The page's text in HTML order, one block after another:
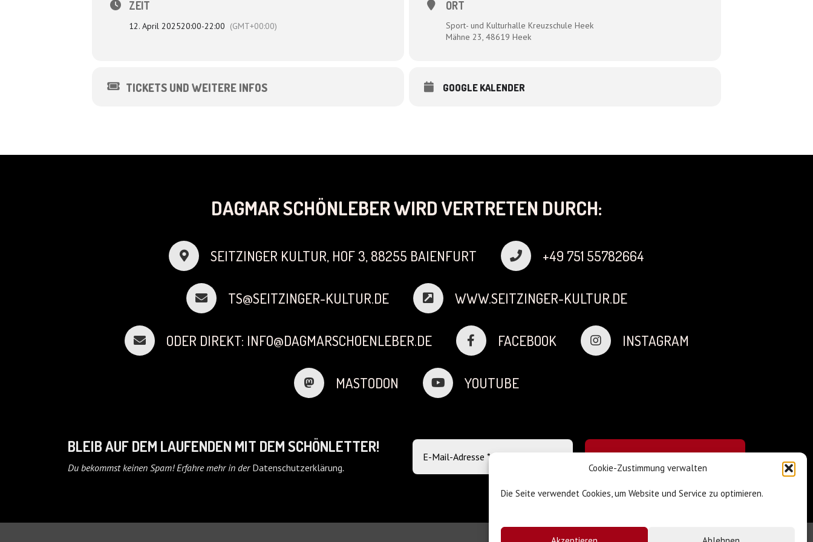
Cookie-Zustimmung verwalten
Die Seite verwendet Cookies, um Website und Service zu optimieren.
ZEIT
12. April 202520:00-22:00 (GMT+00:00)
ORT
Sport- und Kulturhalle Kreuzschule Heek
Mähne 23, 48619 Heek
TICKETS UND WEITERE INFOS GOOGLE KALENDER
DAGMAR SCHÖNLEBER WIRD VERTRETEN DURCH:
SEITZINGER KULTUR, HOF 3, 88255 BAIENFURT +49 751 55782664
TS@SEITZINGER-KULTUR.DE WWW.SEITZINGER-KULTUR.DE
ODER DIREKT: INFO@DAGMARSCHOENLEBER.DE FACEBOOK INSTAGRAM
MASTODON YOUTUBE
BLEIB AUF DEM LAUFENDEN MIT DEM SCHÖNLETTER!
Du bekommst keinen Spam! Erfahre mehr in der Datenschutzerklärung.